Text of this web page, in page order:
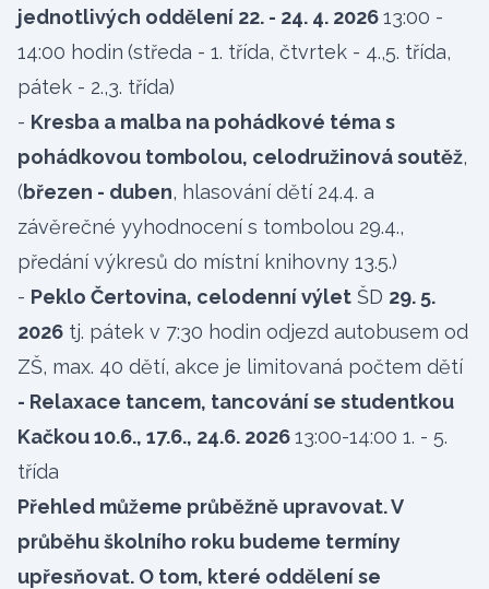
jednotlivých oddělení 22. - 24. 4. 202613:00 -
14:00 hodin (středa - 1. třída, čtvrtek - 4.,5. třída,
pátek - 2.,3. třída)
- Kresba a malba na pohádkové téma s
pohádkovou tombolou, celodružinová soutěž,
(březen - duben, hlasování dětí 24.4. a
závěrečné yyhodnocení s tombolou 29.4.,
předání výkresů do místní knihovny 13.5.)
- Peklo Čertovina, celodenní výlet ŠD 29. 5.
2026 tj. pátek v 7:30 hodin odjezd autobusem od
ZŠ, max. 40 dětí, akce je limitovaná počtem dětí
- Relaxace tancem, tancování se studentkou
Kačkou 10.6., 17.6., 24.6. 202613:00-14:00 1. - 5.
třída
Přehled můžeme průběžně upravovat. V
průběhu školního roku budeme termíny
upřesňovat. O tom, které oddělení se